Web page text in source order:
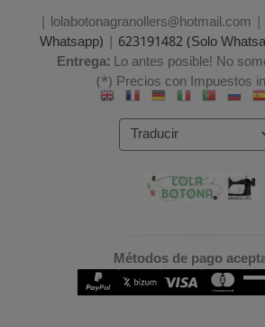
| lolabotonagranollers@hotmail.com |
Whatsapp) | 623191482 (Solo
Entrega:Lo antes posible! No
(*) Precios con Impuestos
Métodos de pago